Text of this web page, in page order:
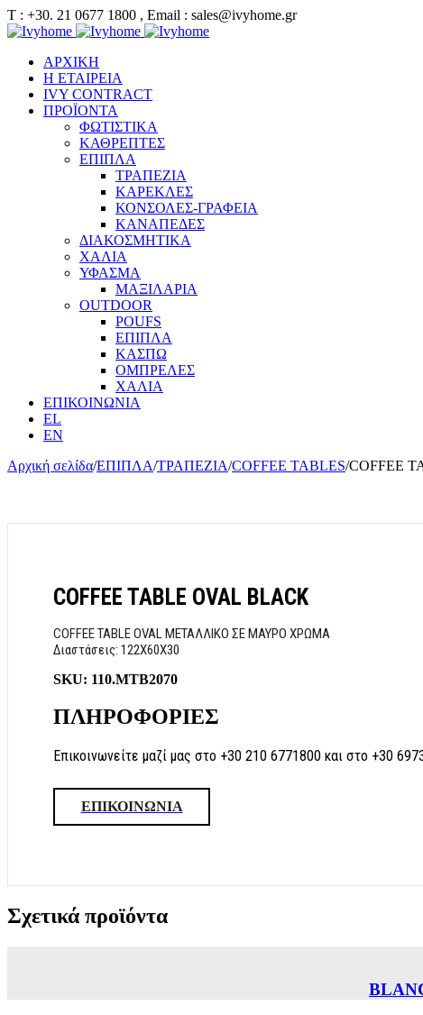
Τ : +30. 21 0677 1800 , Email : sales@ivyhome.gr
ΑΡΧΙΚΗ
Η ΕΤΑΙΡΕΙΑ
IVY CONTRACT
ΠΡΟΪΟΝΤΑ
ΦΩΤΙΣΤΙΚΑ
ΚΑΘΡΕΠΤΕΣ
ΕΠΙΠΛΑ
ΤΡΑΠΕΖΙΑ
ΚΑΡΕΚΛΕΣ
ΚΟΝΣΟΛΕΣ-ΓΡΑΦΕΙΑ
ΚΑΝΑΠΕΔΕΣ
ΔΙΑΚΟΣΜΗΤΙΚΑ
ΧΑΛΙΑ
ΥΦΑΣΜΑ
ΜΑΞΙΛΑΡΙΑ
OUTDOOR
POUFS
ΕΠΙΠΛΑ
ΚΑΣΠΩ
ΟΜΠΡΕΛΕΣ
ΧΑΛΙΑ
ΕΠΙΚΟΙΝΩΝΙΑ
EL
EN
Αρχική σελίδα/ΕΠΙΠΛΑ/ΤΡΑΠΕΖΙΑ/COFFEE TABLES/COFFEE
COFFEE TABLE OVAL BLACK
COFFEE TABLE OVAL ΜΕΤΑΛΛΙΚΟ ΣΕ ΜΑΥΡΟ ΧΡΩΜΑ
Διαστάσεις: 122Χ60Χ30
SKU: 110.MTB2070
ΠΛΗΡΟΦΟΡΙΕΣ
Επικοινωνείτε μαζί μας στο +30 210 6771800 και στο +30
ΕΠΙΚΟΙΝΩΝΙΑ
Σχετικά προϊόντα